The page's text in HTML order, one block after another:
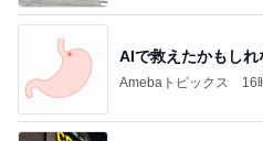
AIで救えたかもしれ
Amebaトピックス 16